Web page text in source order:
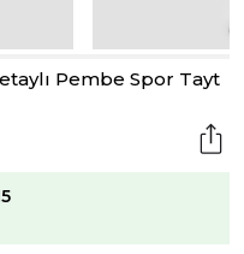
Pembe Spor Tayt